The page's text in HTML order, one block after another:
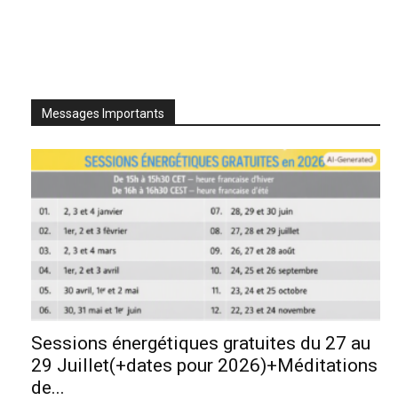
Messages Importants
Sessions énergétiques gratuites du 27 au
29 Juillet(+dates pour 2026)+Méditations
de...